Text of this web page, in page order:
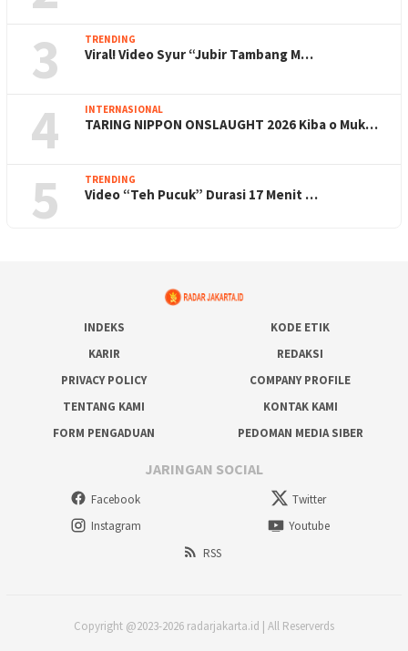
3 TRENDING
Viral! Video Syur “Jubir Tambang M…
4 INTERNASIONAL
TARING NIPPON ONSLAUGHT 2026 Kiba o Muk…
5 TRENDING
Video “Teh Pucuk” Durasi 17 Menit …
INDEKS
KODE ETIK
KARIR
REDAKSI
PRIVACY POLICY
COMPANY PROFILE
TENTANG KAMI
KONTAK KAMI
FORM PENGADUAN
PEDOMAN MEDIA SIBER
JARINGAN SOCIAL
Facebook
Twitter
Instagram
Youtube
RSS
Copyright @2023-2026 radarjakarta.id | All Reserverds